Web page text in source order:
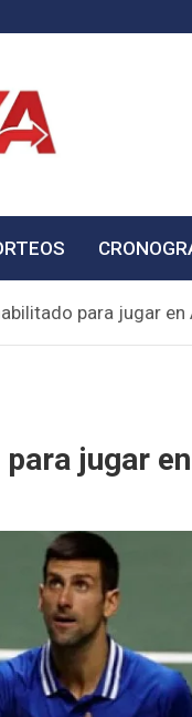
para jugar
jugar